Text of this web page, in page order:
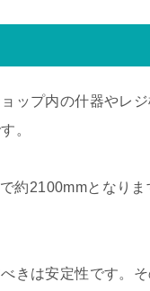
ップ内の什器やレ
。
約2100mmとなり
きは安定性です。